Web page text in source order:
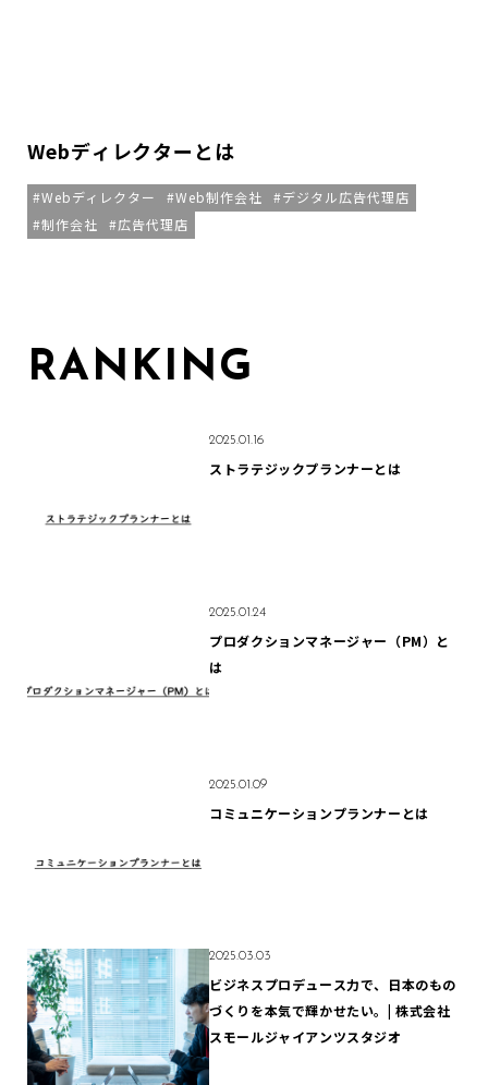
Webディレクターとは
Webディレクター Web制作会社
デジタル広告代理店
制作会社
広告代理店
RANKING
2025.01.16
ストラテジックプランナーとは
2025.01.24
プロダクションマネージャー（PM）と
は
2025.01.09
コミュニケーションプランナーとは
2025.03.03
ビジネスプロデュース力で、日本のもの
づくりを本気で輝かせたい。| 株式会社
スモールジャイアンツスタジオ